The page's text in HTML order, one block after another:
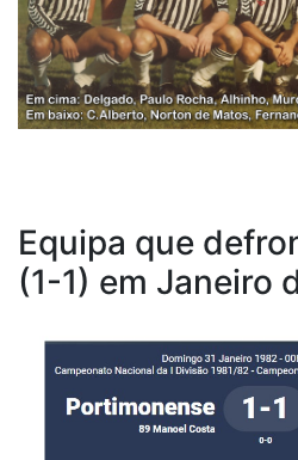
Equipa que
(1-1) em Janeiro